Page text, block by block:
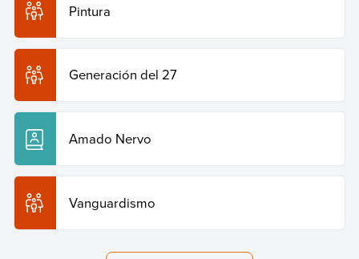
Pintura
Generación del 27
Amado Nervo
Vanguardismo